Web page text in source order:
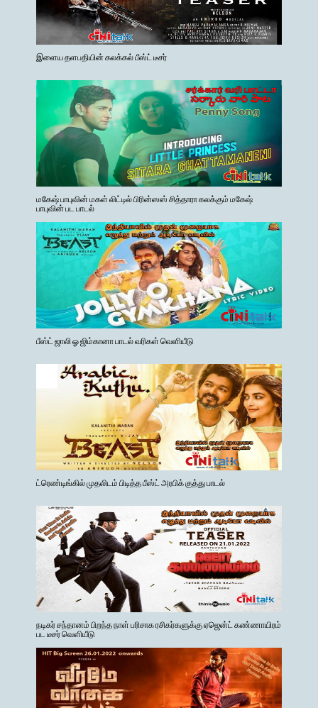
இளைய தளபதியின் கலக்கல் பீஸ்ட் டீசர்
மகேஷ் பாபுவின் மகள் லிட்டில் பிரின்ஸஸ் சித்தாரா கலக்கும் மகேஷ்
பாபுவின் பட பாடல்
பீஸ்ட் ஜாலி ஓ ஜிம்கானா பாடல் வரிகள் வெளியீடு
ட்ரெண்டிங்கில் முதலிடம் பிடித்த பீஸ்ட் அரபிக் குத்து பாடல்
நடிகர் சந்தானம் பிறந்த நாள் பரிசாக ரசிகர்களுக்கு ஏஜென்ட் கண்ணாயிரம்
பட டீசர் வெளியீடு